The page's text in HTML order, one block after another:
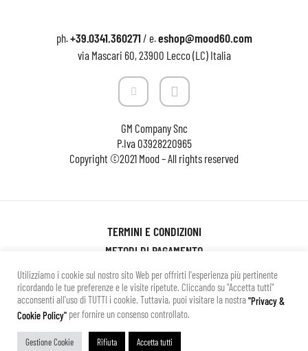
ph.+39.0341.360271/ e.eshop@mood60.com
via Mascari 60, 23900 Lecco (LC) Italia
GM Company Snc
P.Iva03928220965
Copyright ©2021 Mood – All rights reserved
TERMINI E CONDIZIONI
METODI DI PAGAMENTO
SPESE DI SPEDIZIONE
CAMBI E RESI
PRIVACY POLICY
Utilizziamo i cookie sul nostro sito Web per offrirti l'esperienza più pertinente
ricordando le tue preferenze e le visite ripetute. Cliccando su "Accetta tutti"
acconsenti all'uso di TUTTI i cookie. Tuttavia, puoi visitare la nostra"Privacy &
Cookie Policy" per fornire un consenso controllato.
Gestione Cookie Rifiuta Accetta tutti